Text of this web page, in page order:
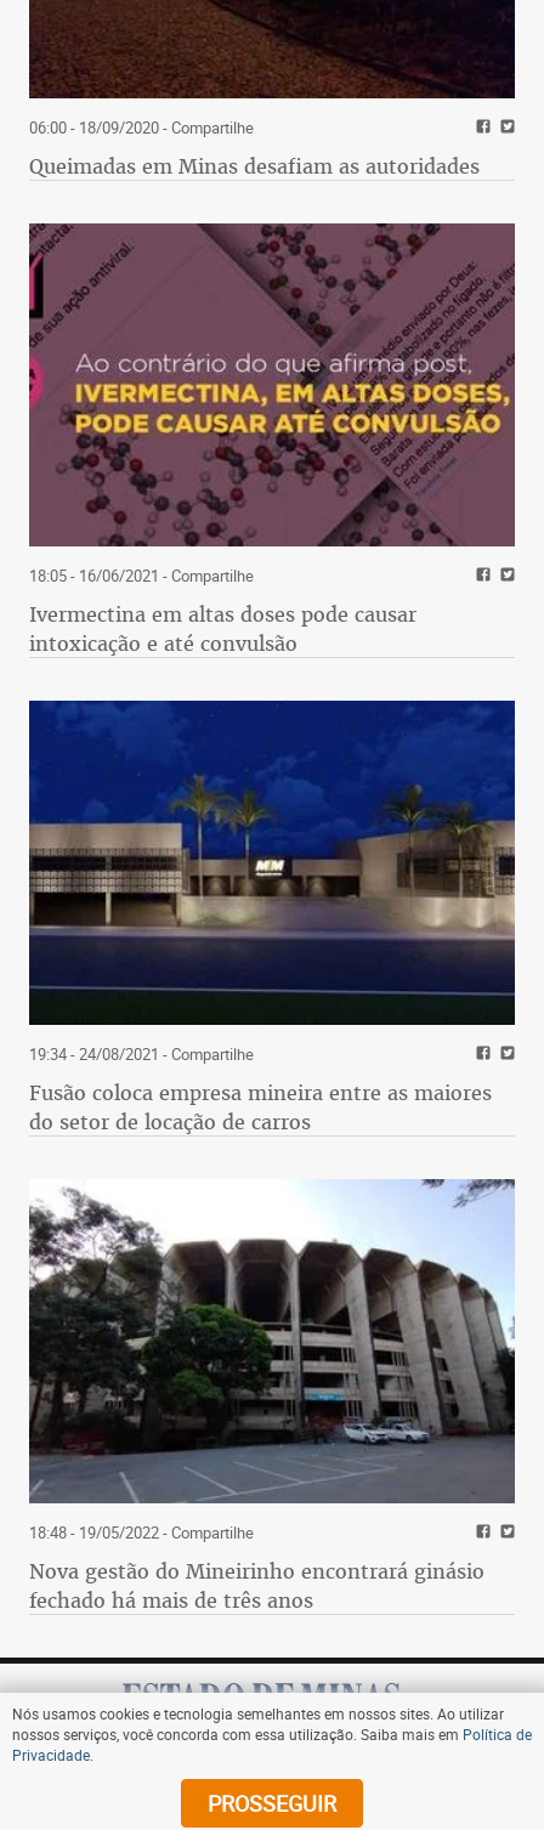
06:00 - 18/09/2020- Compartilhe
Queimadas em Minas desafiam as autoridades
18:05 - 16/06/2021 - Compartilhe
Ivermectina em altas doses pode causar
intoxicação e até convulsão
19:34 - 24/08/2021 - Compartilhe
Fusão coloca empresa mineira entre as maiores
do setor de locação de carros
18:48 - 19/05/2022- Compartilhe
Nova gestão do Mineirinho encontrará ginásio
fechado há mais de três anos
Assine
Nós usamos cookies e tecnologia semelhantes em nossos sites. Ao utilizar
nossos serviços, você concorda com essa utilização. Saiba mais em Política de
Privacidade
PROSSEGUIR